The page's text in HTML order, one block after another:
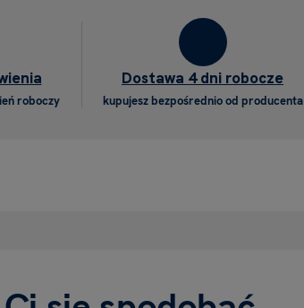
roboczy
Dostawa 4 dni robocze
kupujesz bezpośrednio od producenta